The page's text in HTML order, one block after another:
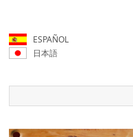
ESPAÑOL
日本語